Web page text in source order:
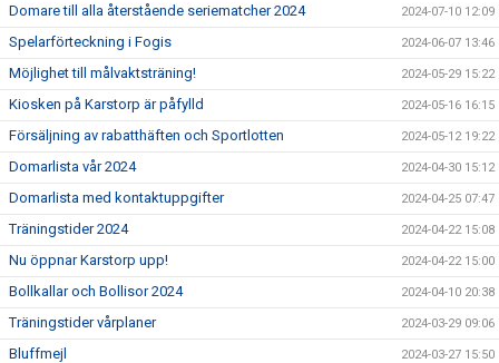
Domare till alla återstående seriematcher 2024 2024-07-10 12:09
Spelarförteckning i Fogis 2024-06-07 13:46
Möjlighet till målvaktsträning! 2024-05-29 15:22
Kiosken på Karstorp är påfylld 2024-05-16 16:15
Försäljning av rabatthäften och Sportlotten 2024-05-12 19:22
Domarlista vår 2024 2024-04-30 15:12
Domarlista med kontaktuppgifter 2024-04-25 07:47
Träningstider 2024 2024-04-22 15:08
Nu öppnar Karstorp upp! 2024-04-22 15:00
Bollkallar och Bollisor 2024 2024-04-10 20:38
Träningstider vårplaner 2024-03-29 09:06
Bluffmejl 2024-03-27 15:50